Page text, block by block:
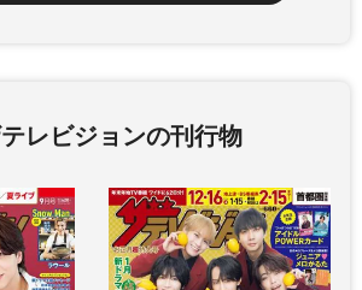
レビジョンの刊行物